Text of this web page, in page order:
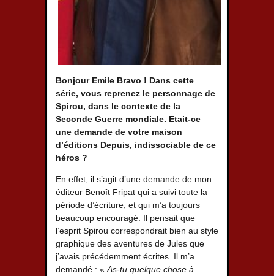
Bonjour Emile Bravo ! Dans cette
série, vous reprenez le personnage de
Spirou, dans le contexte de la
Seconde Guerre mondiale. Etait-ce
une demande de votre maison
d’éditions Depuis, indissociable de ce
héros ?
En effet, il s’agit d’une demande de mon
éditeur Benoît Fripat qui a suivi toute la
période d’écriture, et qui m’a toujours
beaucoup encouragé. Il pensait que
l’esprit Spirou correspondrait bien au style
graphique des aventures de Jules que
j’avais précédemment écrites. Il m’a
demandé : « As-tu quelque chose à